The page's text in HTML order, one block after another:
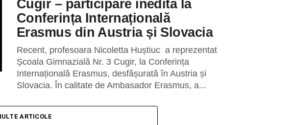
Cugir – participare inedită la
Conferința Internațională
Erasmus din Austria și Slovacia
Recent, profesoara Nicoletta Huștiuc a reprezentat
Școala Gimnazială Nr. 3 Cugir, la Conferința
Internațională Erasmus, desfășurată în Austria și
Slovacia. În calitate de Ambasador Erasmus, a...
ARTICOLE